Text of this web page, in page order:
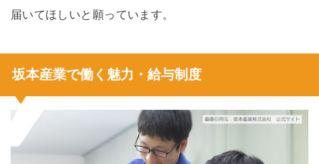
届いてほしいと願っています。
坂本産業で働く魅力・給与制度